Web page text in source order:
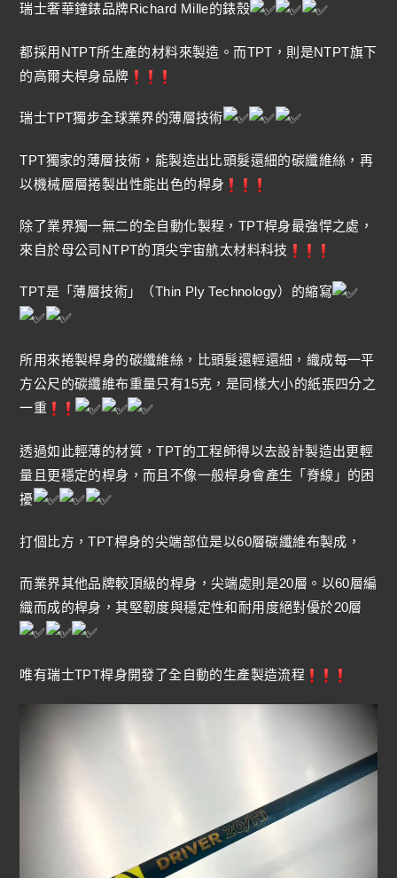
瑞士奢華鐘錶品牌Richard Mille的錶殼
都採用NTPT所生產的材料來製造。而TPT，則是NTPT旗下
的高爾夫桿身品牌
瑞士TPT獨步全球業界的薄層技術
TPT獨家的薄層技術，能製造出比頭髮還細的碳纖維絲，再
以機械層層捲製出性能出色的桿身
除了業界獨一無二的全自動化製程，TPT桿身最強悍之處，
來自於母公司NTPT的頂尖宇宙航太材料科技
TPT是「薄層技術」（Thin Ply Technology）的縮寫
所用來捲製桿身的碳纖維絲，比頭髮還輕還細，織成每一平
方公尺的碳纖維布重量只有15克，是同樣大小的紙張四分之
一重
透過如此輕薄的材質，TPT的工程師得以去設計製造出更輕
量且更穩定的桿身，而且不像一般桿身會產生「脊線」的困
擾
打個比方，TPT桿身的尖端部位是以60層碳纖維布製成，
而業界其他品牌較頂級的桿身，尖端處則是20層。以60層編
織而成的桿身，其堅韌度與穩定性和耐用度絕對優於20層
唯有瑞士TPT桿身開發了全自動的生產製造流程